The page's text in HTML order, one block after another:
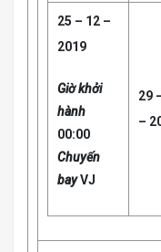
25 – 12 –
2019
Giờ khởi
hành
00:00
Chuyến
bayVJ
29
–